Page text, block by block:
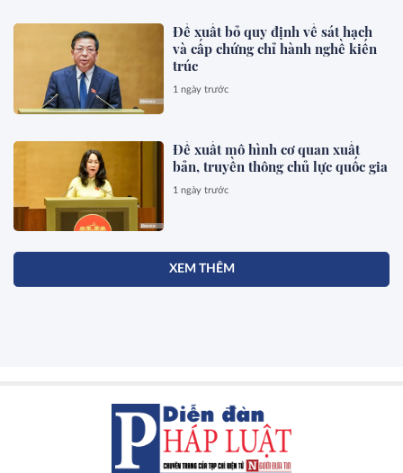
Đề xuất bỏ quy định về sát hạch
và cấp chứng chỉ hành nghề kiến
trúc
1 ngày trước
Đề xuất mô hình cơ quan xuất
bản, truyền thông chủ lực quốc gia
1 ngày trước
XEM THÊM